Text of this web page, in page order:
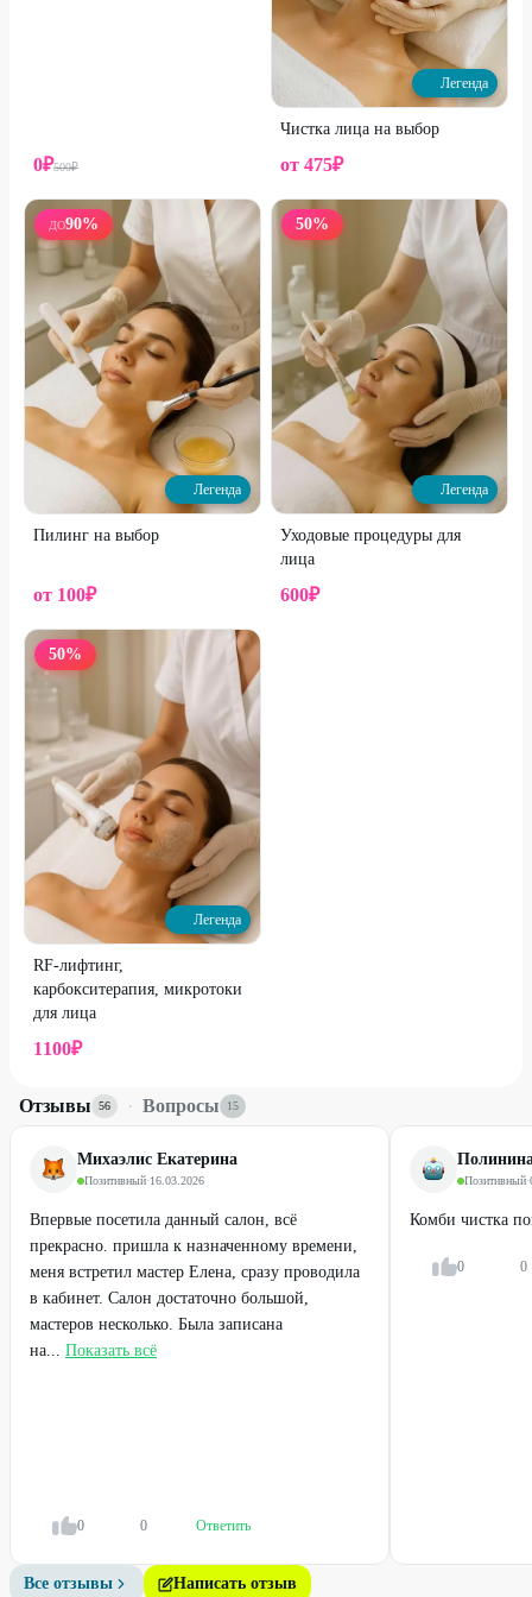
0₽500₽
Легенда
Чистка лица на выбор
от 475₽
ДО90%
Легенда
Пилинг на выбор
от 100₽
50%
Легенда
Уходовые процедуры для
лица
600₽
50%
Легенда
RF-лифтинг,
карбокситерапия, микротоки
для лица
1100₽
Отзывы 56 · Вопросы 15
Михаэлис Екатерина
Позитивный·16.03.2026
Впервые посетила данный салон, всё
прекрасно. пришла к назначенному времени,
меня встретил мастер Елена, сразу проводила
в кабинет. Салон достаточно большой,
мастеров несколько. Была записана
на... Показать всё
0 0 Ответить
Позитивный·
Комби чистка
0 0
Все отзывы Написать отзыв